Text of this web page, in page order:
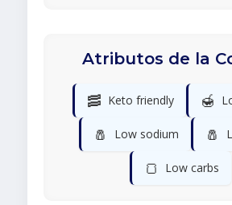
Atributos de la
🥓 Keto friendly 🍯
🧂 Low sodium 🧂
🍞 Low carbs